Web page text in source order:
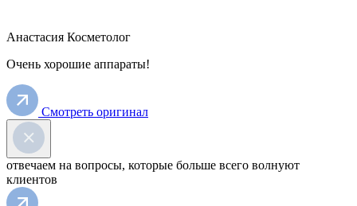
Анастасия Косметолог
Очень хорошие аппараты!
Смотреть оригинал
отвечаем на вопросы, которые больше всего волнуют
клиентов